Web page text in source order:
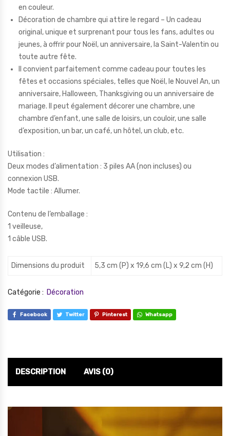
en couleur.
Décoration de chambre qui attire le regard – Un cadeau
original, unique et surprenant pour tous les fans, adultes ou
jeunes, à offrir pour Noël, un anniversaire, la Saint-Valentin ou
toute autre fête.
Il convient parfaitement comme cadeau pour toutes les
fêtes et occasions spéciales, telles que Noël, le Nouvel An, un
anniversaire, Halloween, Thanksgiving ou un anniversaire de
mariage. Il peut également décorer une chambre, une
chambre d’enfant, une salle de loisirs, un couloir, une salle
d’exposition, un bar, un café, un hôtel, un club, etc.
Utilisation :
Deux modes d’alimentation : 3 piles AA (non incluses) ou
connexion USB.
Mode tactile : Allumer.
Contenu de l’emballage :
1 veilleuse,
1 câble USB.
Dimensions du produit 5,3 cm (P) x 19,6 cm (L) x 9,2 cm (H)
Catégorie : Décoration
Facebook Twitter Pinterest Whatsapp
DESCRIPTION AVIS (0)